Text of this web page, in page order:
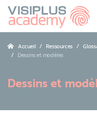
Accueil Ressources
Dessins et modèles
Dessins et